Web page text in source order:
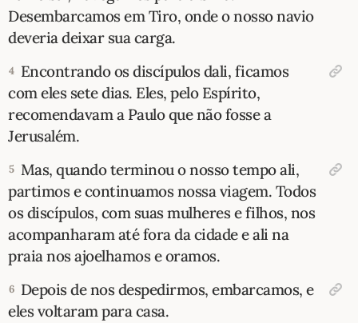
ESTUDOS BÍBLICOS
TEMAS
PERGUNTE À BÍBLIA
TERMO BÍBLICO
QUEM SOMOS
LOJA BÍBLIAON
Desembarcamos em Tiro, onde o nosso navio
deveria deixar sua carga.
4 Encontrando os discípulos dali, ficamos
com eles sete dias. Eles, pelo Espírito,
recomendavam a Paulo que não fosse a
Jerusalém.
5 Mas, quando terminou o nosso tempo ali,
partimos e continuamos nossa viagem. Todos
os discípulos, com suas mulheres e filhos, nos
acompanharam até fora da cidade e ali na
praia nos ajoelhamos e oramos.
6 Depois de nos despedirmos, embarcamos, e
eles voltaram para casa.